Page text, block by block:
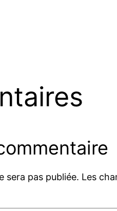
sera pas publiée. Les